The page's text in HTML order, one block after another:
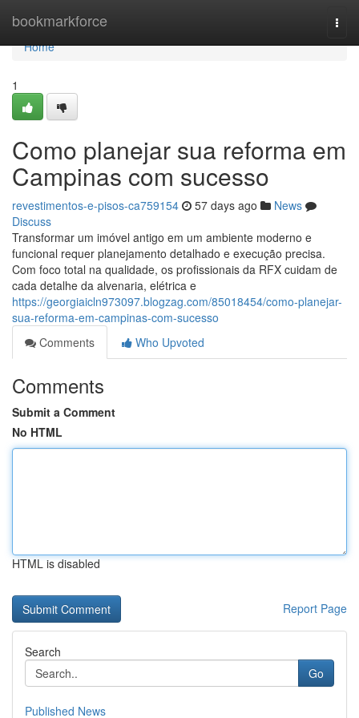
bookmarkforce
Home
Home
1
Como planejar sua reforma em
Campinas com sucesso
revestimentos-e-pisos-ca759154 57 days ago
News
Discuss
Transformar um imóvel antigo em um ambiente moderno e
funcional requer planejamento detalhado e execução precisa.
Com foco total na qualidade, os profissionais da RFX cuidam de
cada detalhe da alvenaria, elétrica e
https://georgiaicln973097.blogzag.com/85018454/como-planejar-
sua-reforma-em-campinas-com-sucesso
Comments
Who Upvoted
Comments
Submit a Comment
No HTML
HTML is disabled
Report Page
Search
Go
Published News